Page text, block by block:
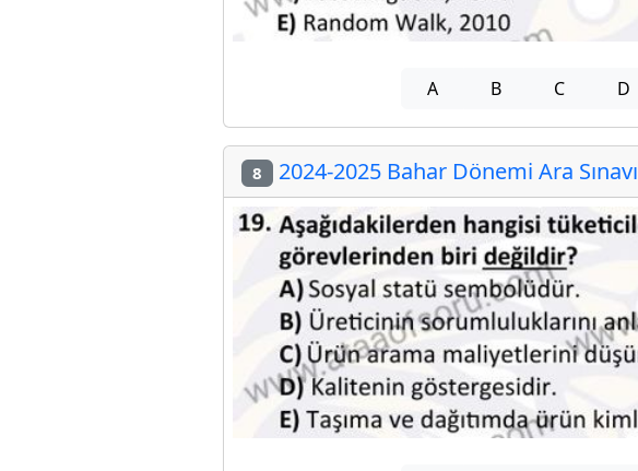
A B C D
8 2024-2025 Bahar Dönemi Ara Sınavı